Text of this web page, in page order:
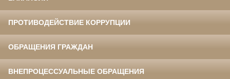
ПРОТИВОДЕЙСТВИЕ КОРРУПЦИИ
ОБРАЩЕНИЯ ГРАЖДАН
ВНЕПРОЦЕССУАЛЬНЫЕ ОБРАЩЕНИЯ